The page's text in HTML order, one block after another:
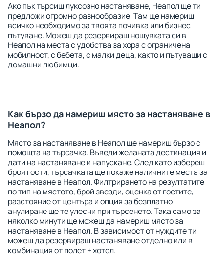
Ако пък търсиш луксозно настаняване, Неапол ще ти
предложи огромно разнообразие. Там ще намериш
всичко необходимо за твоята почивка или бизнес
пътуване. Можеш да резервираш нощувката си в
Неапол на места с удобства за хора с ограничена
мобилност, с бебета, с малки деца, както и пътуващи с
домашни любимци.
Как бързо да намериш място за настаняване в
Неапол?
Място за настаняване в Неапол ще намериш бързо с
помощта на търсачка. Въведи желаната дестинация и
дати на настаняване и напускане. След като избереш
броя гости, търсачката ще покаже наличните места за
настаняване в Неапол. Филтрирането на резултатите
по тип на мястото, брой звезди, оценка от гостите,
разстояние от центъра и опция за безплатно
анулиране ще те улесни при търсенето. Така само за
няколко минути ще можеш да намериш място за
настаняване в Неапол. В зависимост от нуждите ти
можеш да резервираш настаняване отделно или в
комбинация от полет + хотел.